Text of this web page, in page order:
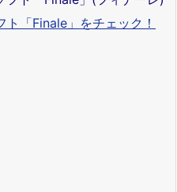
「Finale」をチェック！